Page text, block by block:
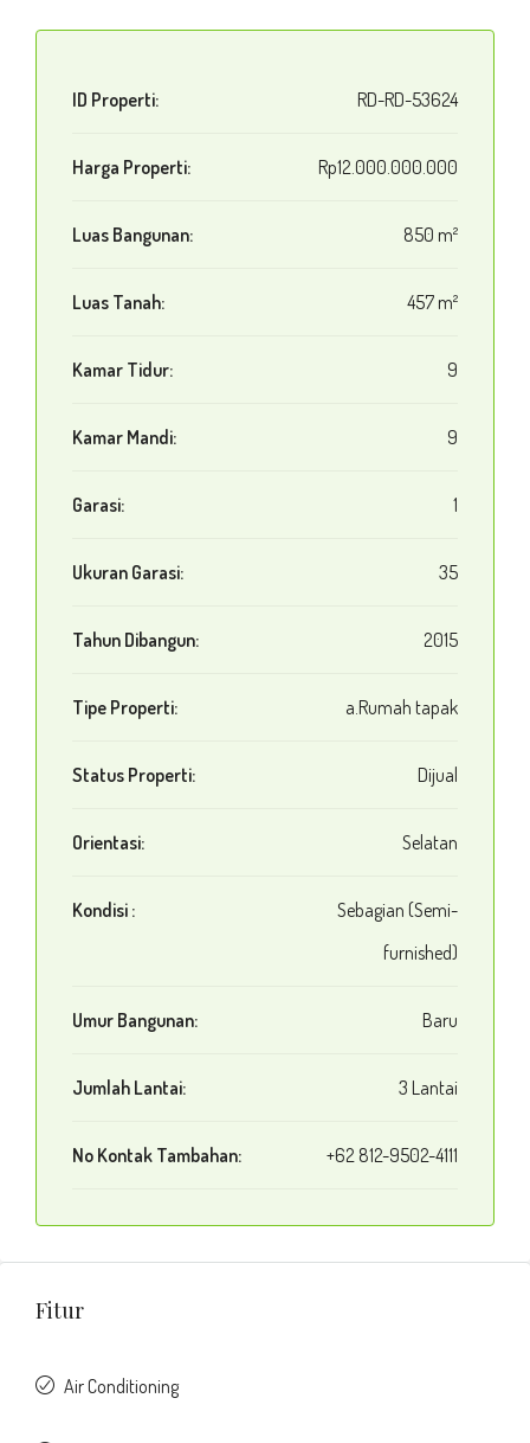
ID Properti: RD-RD-53624
Harga Properti: Rp12.000.000.000
Luas Bangunan: 850 m²
Luas Tanah: 457 m²
Kamar Tidur: 9
Kamar Mandi: 9
Garasi: 1
Ukuran Garasi: 35
Tahun Dibangun: 2015
Tipe Properti: a.Rumah tapak
Status Properti: Dijual
Orientasi: Selatan
Kondisi :
Sebagian (Semi-
furnished)
Umur Bangunan: Baru
Jumlah Lantai: 3 Lantai
No Kontak Tambahan: +62 812-9502-4111
Fitur
Air Conditioning